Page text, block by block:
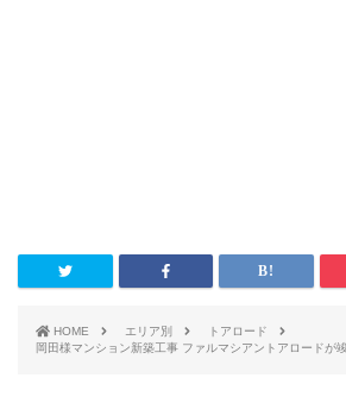
HOME エリア別
トアロード
岡田様マンション新築工事 ファルマシアントアロードが